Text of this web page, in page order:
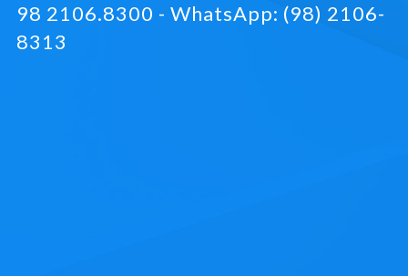
98 2106.8300 - WhatsApp: (98) 2106-
8313